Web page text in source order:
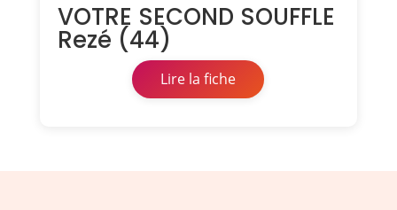
VOTRE SECOND SOUFFLE
Rezé (44)
Lire la fiche